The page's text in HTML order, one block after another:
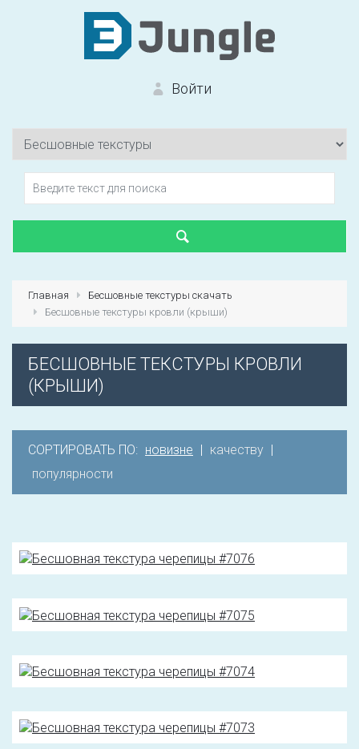
Войти
Вход на сайт
Первый раз? Зарегистрироваться
Главная
Бесшовные текстуры скачать
Бесшовные текстуры кровли (крыши)
БЕСШОВНЫЕ ТЕКСТУРЫ КРОВЛИ
(КРЫШИ)
СОРТИРОВАТЬ ПО: новизне | качеству |
популярности